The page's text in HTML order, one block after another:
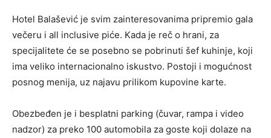
Hotel Balašević je svim zainteresovanima pripremio gala
večeru i all inclusive piće. Kada je reč o hrani, za
specijalitete će se posebno se pobrinuti šef kuhinje, koji
ima veliko internacionalno iskustvo. Postoji i mogućnost
posnog menija, uz najavu prilikom kupovine karte.
Obezbeđen je i besplatni parking (čuvar, rampa i video
nadzor) za preko 100 automobila za goste koji dolaze na